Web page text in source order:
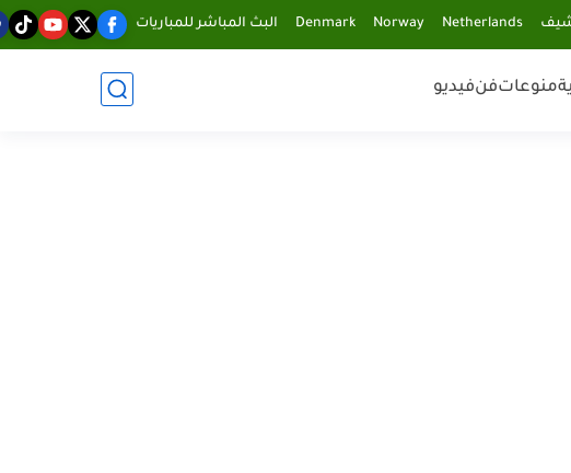
Netherlands
Norway
Denmark البث المباشر للمباريات
منوعاتفنفيديو